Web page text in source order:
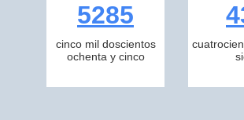
5285
cinco mil doscientos
ochenta y cinco